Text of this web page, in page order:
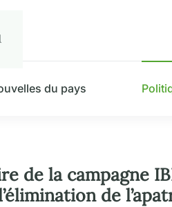
du pays
de la campagne
de